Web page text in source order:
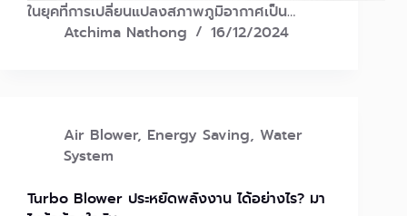
ในยุคที่การเปลี่ยนแปลงสภาพภูมิอากาศเป็น…
Atchima Nathong
16/12/2024
Air Blower, Energy Saving, Water
System
Turbo Blower ประหยัดพลังงาน ได้อย่างไร? มา